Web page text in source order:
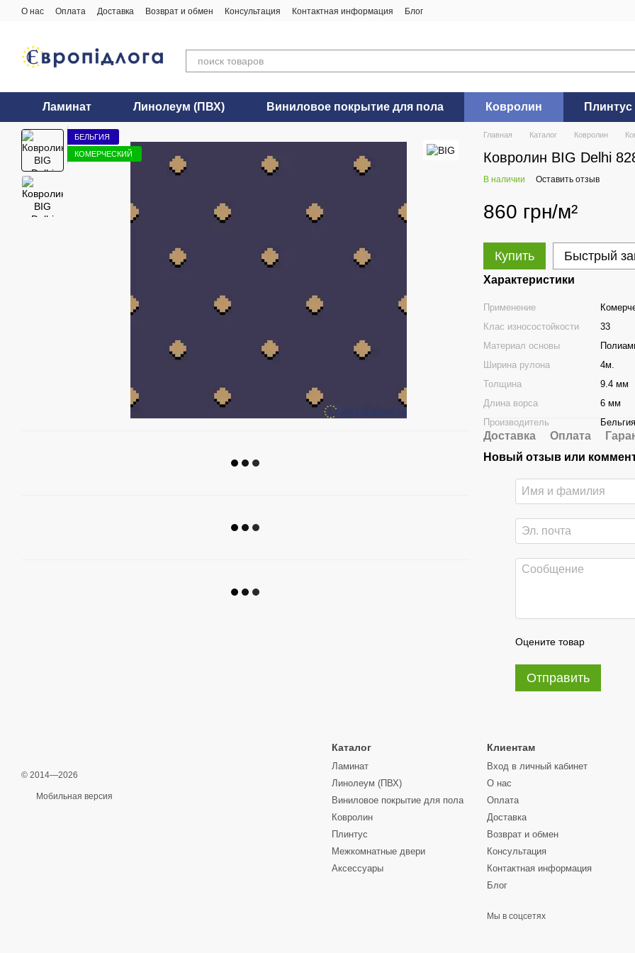
Перейти к основному контенту
О нас Оплата Доставка Возврат и обмен Консультация Контактная информация Блог
Ламинат Линолеум (ПВХ) Виниловое покрытие для пола Ковролин Плинтус
БЕЛЬГИЯ
КОМЕРЧЕСКИЙ
Главная Каталог Ковролин
Ковролин BIG Delhi
В наличии Оставить отзыв
860 грн/м²
Купить Быстрый
Характеристики
Применение
Клас износостойкости
33
Материал основы
Ширина рулона
4м.
Толщина
9.4 мм
Длина ворса
6 мм
Производитель
Бельгия
Доставка Оплата
Новый отзыв или
Оцените товар
Отправить
© 2014—2026
Мобильная версия
Каталог
Ламинат
Линолеум (ПВХ)
Виниловое покрытие для пола
Ковролин
Плинтус
Межкомнатные двери
Аксессуары
Клиентам
Вход в личный кабинет
О нас
Оплата
Доставка
Возврат и обмен
Консультация
Контактная информация
Блог
Мы в соцсетях